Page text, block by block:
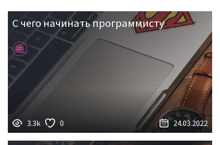
С чего начинать программисту
3.3k 0 24.03.2022